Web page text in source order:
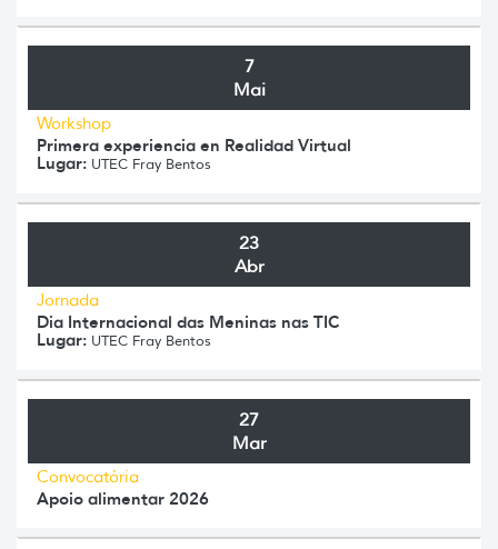
7
Mai
Workshop
Primera experiencia en Realidad Virtual
Lugar: UTEC Fray Bentos
23
Abr
Jornada
Dia Internacional das Meninas nas TIC
Lugar: UTEC Fray Bentos
27
Mar
Convocatória
Apoio alimentar 2026